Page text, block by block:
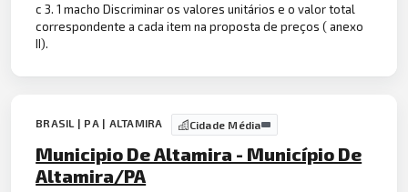
c 3. 1 macho Discriminar os valores unitários e o valor total
correspondente a cada item na proposta de preços ( anexo
II).
BRASIL | PA | ALTAMIRA Cidade Média
Municipio De Altamira - Município De
Altamira/PA